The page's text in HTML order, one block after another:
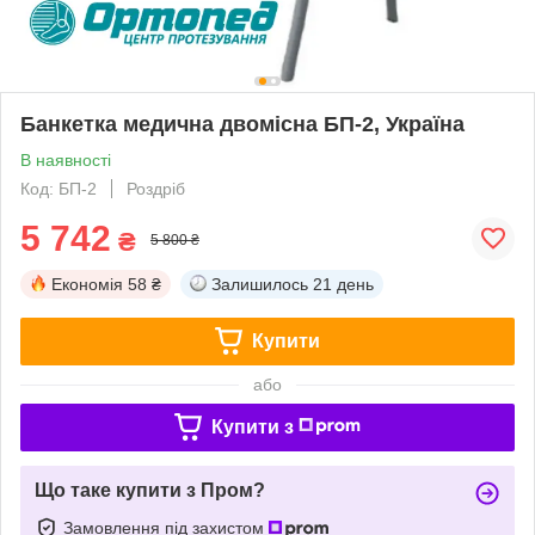
Банкетка медична двомісна БП-2, Україна
В наявності
Код: БП-2
Роздріб
5 742 ₴ 5 800 ₴
Економія 58 ₴ Залишилось 21 день
Купити
або
Купити з
Що таке купити з Пром?
Замовлення під захистом